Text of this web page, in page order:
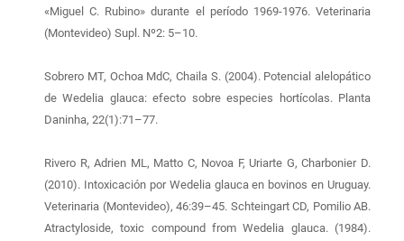
«Miguel C. Rubino» durante el período 1969-1976. Veterinaria
(Montevideo) Supl. Nº2: 5–10.
Sobrero MT, Ochoa MdC, Chaila S. (2004). Potencial alelopático
de Wedelia glauca: efecto sobre especies hortícolas. Planta
Daninha, 22(1):71–77.
Rivero R, Adrien ML, Matto C, Novoa F, Uriarte G, Charbonier D.
(2010). Intoxicación por Wedelia glauca en bovinos en Uruguay.
Veterinaria (Montevideo), 46:39–45. Schteingart CD, Pomilio AB.
Atractyloside, toxic compound from Wedelia glauca. (1984).